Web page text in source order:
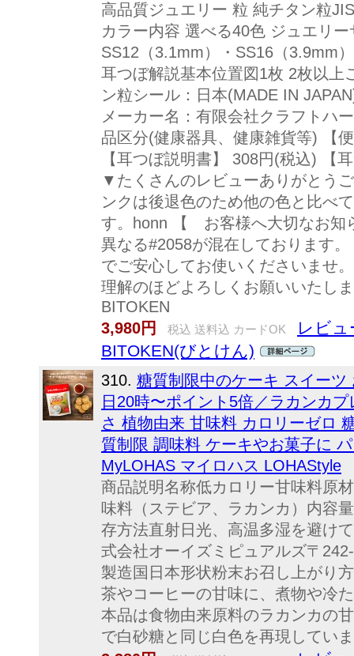
高品質ジュエリー 粒 純チタン粒
カラー内容 選べる40色 ジュエリ
SS12（3.1mm）・SS16（3.9mm
耳つぼ解説基本位置図1枚 2枚以上
ン粒シール：日本(MADE IN
メーカー名：有限会社クラフトハ
品区分(健康器具、健康雑貨等) 【
【耳つぼ説明書】 308円(税込) 【
▼たくさんのレビューありがとう
ンクは後退色のため他の色と比べ
す。honn 【 お客様へ大切なお
異なる#2058が混在しております
でご安心してお使いくださいませ
理解のほどよろしくお願いいたし
BITOKEN
3,980円
税込 送料込 カードOK
レビュ
BITOKEN(びとけん)
310. 糖質制限中のケーキ スイー
日20時〜ポイント5倍／ラカンカ
さ 植物由来 甘味料 カロリーゼロ
質制限 調味料 ケーキやお菓子に
MyLOHAS マイロハス LOHAStyle
商品説明名称低カロリー甘味料原
味料（ステビア、ラカンカ）内容
存方法直射日光、高温多湿を避け
式会社オーイズミピュアルズ〒
製造国日本形状粉末お召し上がり
茶やコーヒーの甘味に、煮物や冷
本品は食物由来原料のラカンカの
で白砂糖と同じ白色を再現してい